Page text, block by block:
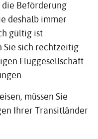
die Beförderung
deshalb immer
gültig ist
Sie sich rechtzeitig
Fluggesellschaft
müssen Sie
Ihrer Transitländer